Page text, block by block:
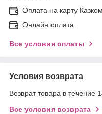
Оплата на карту
Онлайн оплата
Все условия оплаты
Условия возврата
Возврат товара в течение
Все условия возврата